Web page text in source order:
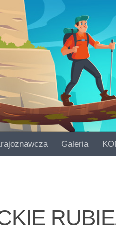
Galeria